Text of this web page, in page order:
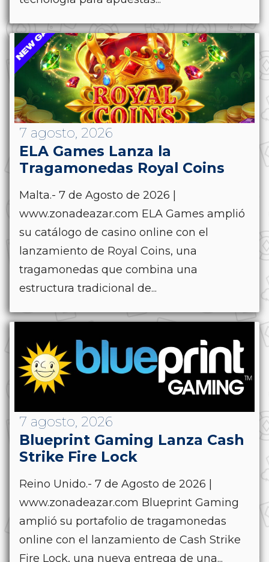
7 agosto, 2026
ELA Games Lanza la
Tragamonedas Royal Coins
Malta.- 7 de Agosto de 2026 |
www.zonadeazar.com ELA Games amplió
su catálogo de casino online con el
lanzamiento de Royal Coins, una
tragamonedas que combina una
estructura tradicional de...
7 agosto, 2026
Blueprint Gaming Lanza Cash
Strike Fire Lock
Reino Unido.- 7 de Agosto de 2026 |
www.zonadeazar.com Blueprint Gaming
amplió su portafolio de tragamonedas
online con el lanzamiento de Cash Strike
Fire Lock, una nueva entrega de una...